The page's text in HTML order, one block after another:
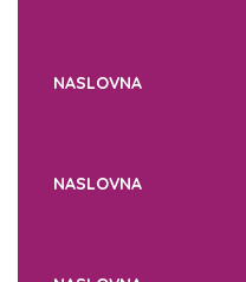
NASLOVNA
NASLOVNA